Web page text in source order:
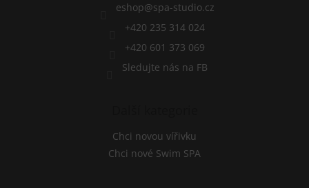
v
ý
p
i
s
u
eshop@spa-studio.cz
+420 235 314 024
+420 601 373 069
Sledujte nás na FB
Chci novou vířivku
Chci nové Swim SPA